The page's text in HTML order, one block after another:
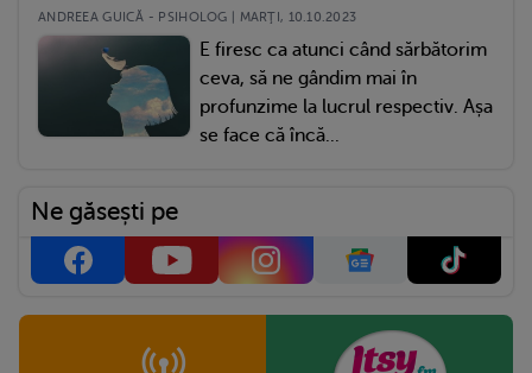
ANDREEA GUICĂ - PSIHOLOG | MARŢI, 10.10.2023
E firesc ca atunci când sărbătorim
ceva, să ne gândim mai în
profunzime la lucrul respectiv. Așa
se face că încă...
Ne găsești pe